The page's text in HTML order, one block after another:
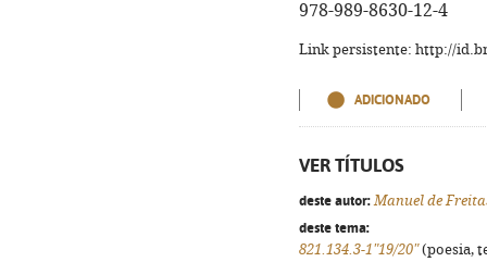
978-989-8630-12-4
Link persistente: http://
ADICIONADO
VER TÍTULOS
deste autor: Manuel de
deste tema:
821.134.3-1"19/20"(poesia,